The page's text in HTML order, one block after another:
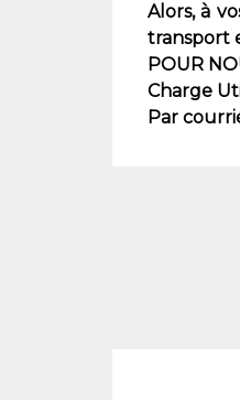
Alors, à
transport
POUR
Charge
Par